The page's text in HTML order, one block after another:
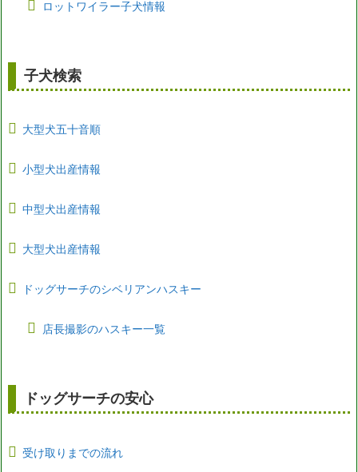
ロットワイラー子犬情報
子犬検索
大型犬五十音順
小型犬出産情報
中型犬出産情報
大型犬出産情報
ドッグサーチのシベリアンハスキー
店長撮影のハスキー一覧
ドッグサーチの安心
受け取りまでの流れ